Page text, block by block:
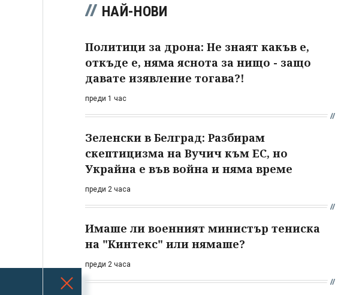
НАЙ-НОВИ
Политици за дрона: Не знаят какъв е,
откъде е, няма яснота за нищо - защо
давате изявление тогава?!
преди 1 час
Зеленски в Белград: Разбирам
скептицизма на Вучич към ЕС, но
Украйна е във война и няма време
преди 2 часа
Имаше ли военният министър тениска
на "Кинтекс" или нямаше?
преди 2 часа